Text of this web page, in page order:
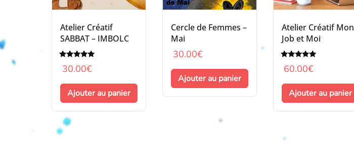
Atelier Créatif
SABBAT – IMBOLC
Note
5.00
30.00€
Ajouter au panier
Cercle de Femmes –
Mai
30.00€
Ajouter au panier
Atelier Créatif Mon
Job et Moi
Note
5.00
60.00€
Ajouter au panier